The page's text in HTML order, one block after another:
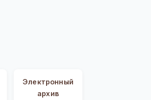
Электронный
архив